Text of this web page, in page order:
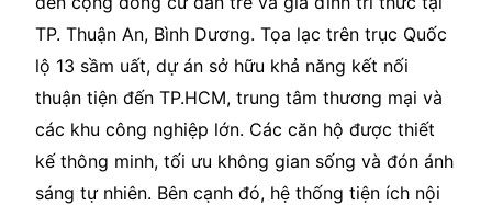
TP. Thuận An, Bình Dương. Tọa lạc trên trục Quốc
lộ 13 sầm uất, dự án sở hữu khả năng kết nối
thuận tiện đến TP.HCM, trung tâm thương mại và
các khu công nghiệp lớn. Các căn hộ được thiết
kế thông minh, tối ưu không gian sống và đón ánh
sáng tự nhiên. Bên cạnh đó, hệ thống tiện ích nội